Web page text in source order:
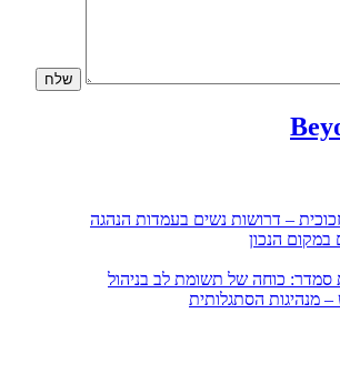
– דרושות נשים בעמדות הנהגה
במקום הנכון
סמדר: כוחה של תשומת לב בניהול
מנהיגות הסתגלותית